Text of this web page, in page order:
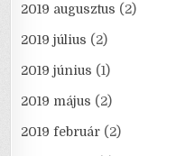
2019 augusztus (2)
2019 július (2)
2019 június (1)
2019 május (2)
2019 február (2)